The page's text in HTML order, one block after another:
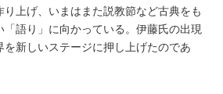
上げ、いまはまた説教節など古典をも
「語り」に向かっている。伊藤氏の出現
を新しいステージに押し上げたのであ